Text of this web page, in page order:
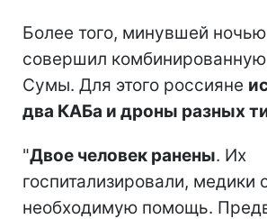
Более того, минувшей
совершил комбинированную
Сумы. Для этого россияне
два КАБа и дроны разных
"Двое человек ранены. Их
госпитализировали, медики
необходимую помощь.